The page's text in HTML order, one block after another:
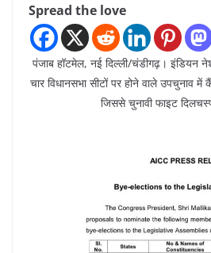
Spread the love
पंजाब हॉटमेल, नई दिल्ली/चंडीगढ़।
चार विधानसभा सीटों पर होने वाले उपचुनाव
जिससे चुनावी फाइट